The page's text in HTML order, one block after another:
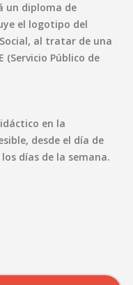
un diploma de
el logotipo del
al tratar de una
(Servicio Público de
en la
desde el día de
días de la semana.